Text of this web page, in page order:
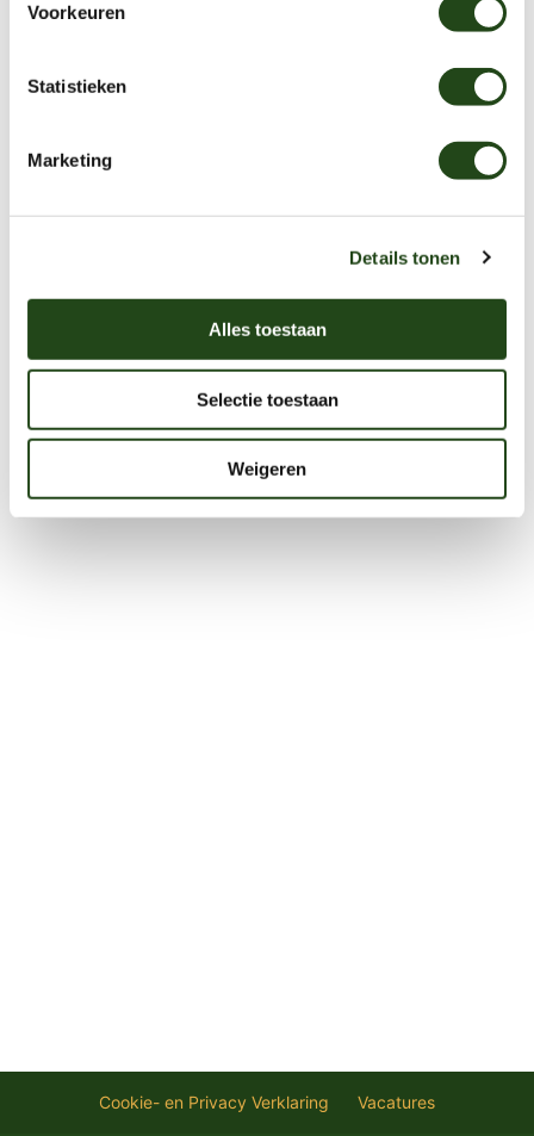
Voorkeuren
Statistieken
Marketing
Details tonen
Alles toestaan
Selectie toestaan
Weigeren
Cookie- en Privacy Verklaring Vacatures